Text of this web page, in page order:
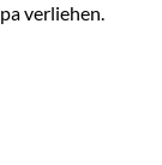
verliehen.